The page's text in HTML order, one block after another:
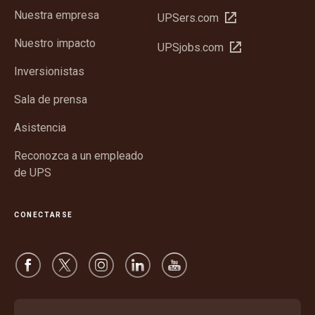
Nuestra empresa
Nuestro impacto
Inversionistas
Sala de prensa
Asistencia
Reconozca a un empleado
de UPS
una
nueva
UPSers.com Abrir
una
UPSjobs.com Abrir
CONECTARSE